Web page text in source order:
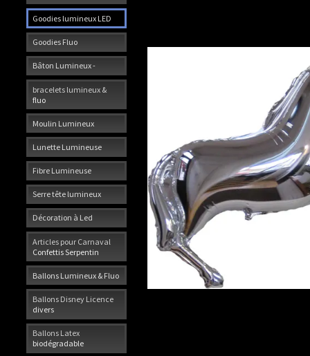
Goodies lumineux LED
Goodies Fluo
Bâton Lumineux -
bracelets lumineux &
fluo
Moulin Lumineux
Lunette Lumineuse
Fibre Lumineuse
Serre tête lumineux
Décoration à Led
Articles pour Carnaval
Confettis Serpentin
Ballons Lumineux & Fluo
Ballons Disney Licence
divers
Ballons Latex
biodégradable